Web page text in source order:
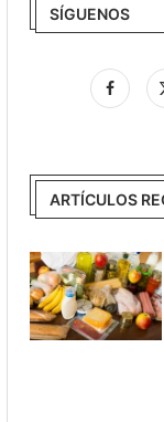
SÍGUENOS
ARTÍCULOS